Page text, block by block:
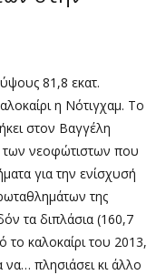
81,8 εκατ.
η Νότιγχαμ. Το
στον Βαγγέλη
των νεοφώτιστων που
για την ενίσχυσή
της
τα διπλάσια (160,7
καλοκαίρι του 2013,
πλησιάσει κι άλλο